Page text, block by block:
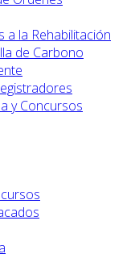
a la Rehabilitación
de Carbono
y Concursos